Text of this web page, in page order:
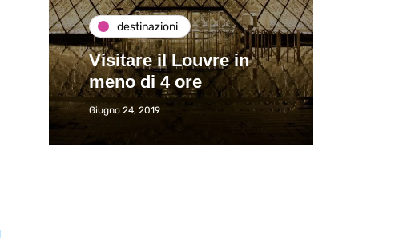
destinazioni
Visitare il Louvre in
meno di 4 ore
Giugno 24, 2019